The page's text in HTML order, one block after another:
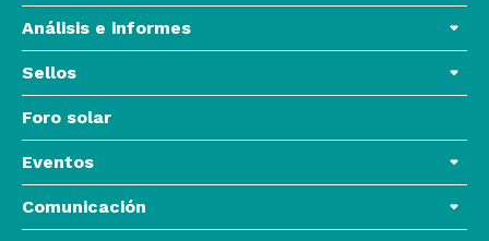
Análisis e informes
Sellos
Foro solar
Eventos
Comunicación